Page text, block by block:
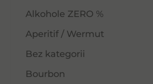
Alkohole ZERO %
Aperitif / Wermut
Bez kategorii
Bourbon